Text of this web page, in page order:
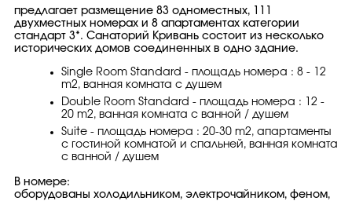
предлагает размещение 83 одноместных, 111
двухместных номерах и 8 апартаментах категории
стандарт 3*. Санаторий Кривань состоит из несколько
исторических домов соединенных в одно здание.
Single Room Standard - площадь номера : 8 - 12
m2, ванная комната с душем
Double Room Standard - площадь номера : 12 -
20 m2, ванная комната с ванной / душем
Suite - площадь номера : 20-30 m2, апартаменты
с гостиной комнатой и спальней, ванная комната
с ванной / душем
В номере:
оборудованы холодильником, электрочайником, феном,